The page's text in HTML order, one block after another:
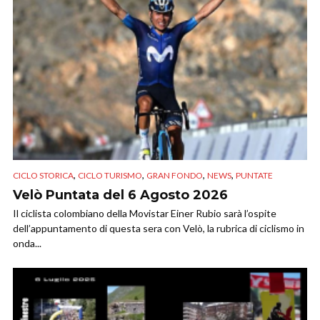
CICLO STORICA, CICLO TURISMO, GRAN FONDO, NEWS, PUNTATE
Velò Puntata del 6 Agosto 2026
Il ciclista colombiano della Movistar Einer Rubio sarà l’ospite
dell’appuntamento di questa sera con Velò, la rubrica di ciclismo in
onda...